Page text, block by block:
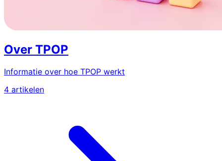
Over TPOP
Informatie over hoe TPOP werkt
4 artikelen